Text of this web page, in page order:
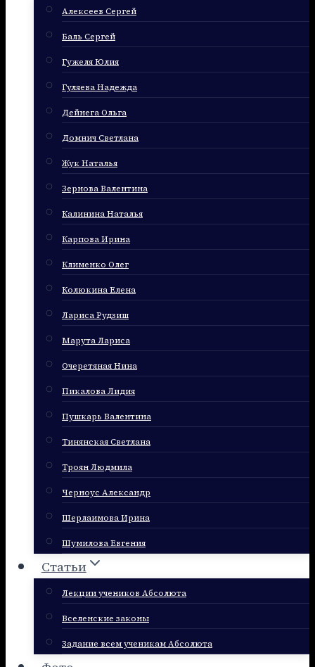
Алексеев Сергей
Баль Сергей
Гужеля Юлия
Гуляева Надежда
Дейнега Ольга
Домнич Светлана
Жук Наталья
Зернова Валентина
Калинина Наталья
Карпова Ирина
Клименко Олег
Колюкина Елена
Лариса Рудзиш
Марута Лариса
Очеретяная Нина
Пикалова Лидия
Пушкарь Валентина
Тинянская Светлана
Троян Людмила
Черноус Александр
Шерлаимова Ирина
Шумилова Евгения
Статьи
Лекции учеников Абсолюта
Вселенские законы
Задание всем ученикам Абсолюта